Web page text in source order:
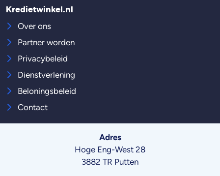
Kredietwinkel.nl
Over ons
Partner worden
Privacybeleid
Dienstverlening
Beloningsbeleid
Contact
Adres
Hoge Eng-West 28
3882 TR Putten